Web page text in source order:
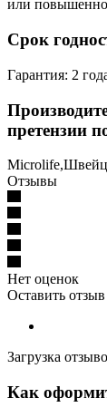
или
Срок
Гарантия: 2
претензии
Отзывы
Нет оценок
Оставить отзыв
Загрузка
Как